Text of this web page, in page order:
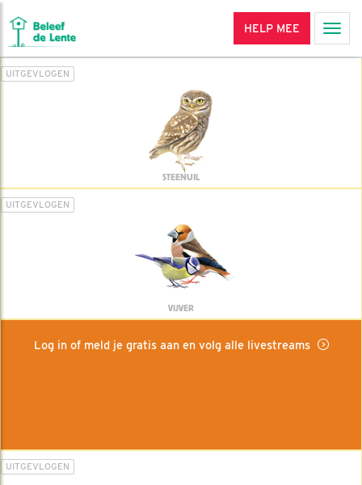
HELP MEE
UITGEVLOGEN
STEENUIL
UITGEVLOGEN
VIJVER
Log in of meld je gratis aan en volg alle livestreams
UITGEVLOGEN